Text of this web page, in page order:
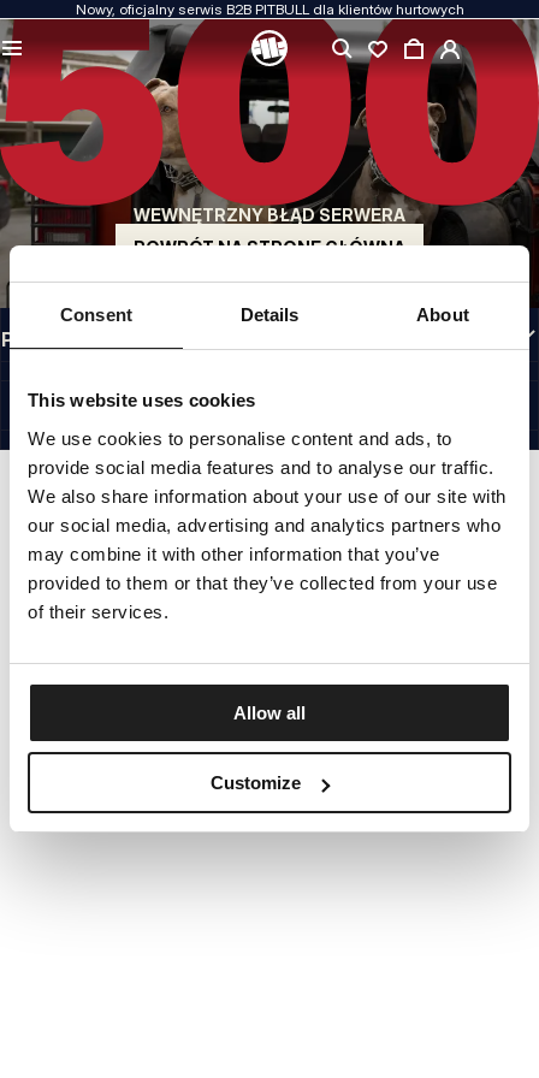
Consent Details About
This website uses cookies
We use cookies to personalise content and ads, to
provide social media features and to analyse our traffic.
We also share information about your use of our site with
our social media, advertising and analytics partners who
may combine it with other information that you’ve
provided to them or that they’ve collected from your use
of their services.
Allow all
Customize
Nowy, oficjalny serwis B2B PITBULL dla klientów hurtowych
WEWNĘTRZNY BŁĄD SERWERA
POWRÓT NA STRONĘ GŁÓWNĄ
JAKOŚĆ TO DLA NAS PRIORYTET
Naszą odzież produkujemy z pasją. Nie idziemy na kompromis w kwestiach
wytrzymałości, długowieczności materiałów i dbałości o detal.
US ORIGIN
Nasze korzenie sięgają San Diego z początku lat 90-tych XX wieku. Nasz styl jest
surowy, autentyczny i bezkompromisowy.
MARKA Z CHARAKTEREM
Nasze kolekcje wybierają sportowcy, fighterzy i uparci indywidualiści.
INFORMACJE
PRZYDATNE LINKI
©1997 - 2026 PITBULL SP. Z O.O. ALL RIGHTS RESERVED.
SITE CREDITS
IDŹ DO GÓRY